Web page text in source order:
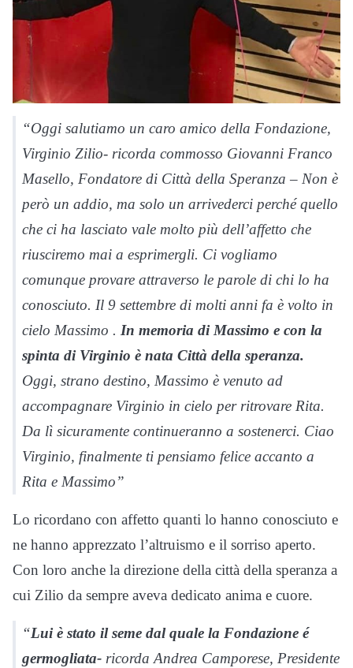
“Oggi salutiamo un caro amico della Fondazione,
Virginio Zilio- ricorda commosso Giovanni Franco
Masello, Fondatore di Città della Speranza – Non è
però un addio, ma solo un arrivederci perché quello
che ci ha lasciato vale molto più dell’affetto che
riusciremo mai a esprimergli. Ci vogliamo
comunque provare attraverso le parole di chi lo ha
conosciuto. Il 9 settembre di molti anni fa è volto in
cielo Massimo . In memoria di Massimo e con la
spinta di Virginio è nata Città della speranza.
Oggi, strano destino, Massimo è venuto ad
accompagnare Virginio in cielo per ritrovare Rita.
Da lì sicuramente continueranno a sostenerci. Ciao
Virginio, finalmente ti pensiamo felice accanto a
Rita e Massimo”
Lo ricordano con affetto quanti lo hanno conosciuto e
ne hanno apprezzato l’altruismo e il sorriso aperto.
Con loro anche la direzione della città della speranza a
cui Zilio da sempre aveva dedicato anima e cuore.
“Lui è stato il seme dal quale la Fondazione é
germogliata- ricorda Andrea Camporese, Presidente